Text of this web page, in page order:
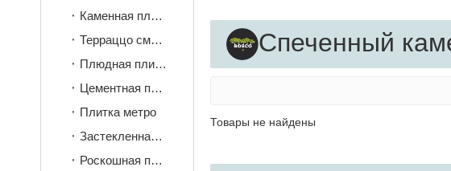
Каменная плитка
Терраццо смотрит плитка
Плюдная плитка
Цементная плитка
Плитка метро
Застекленная полированная плитка
Роскошная плитка под камень
Спеченный
Товары не найдены